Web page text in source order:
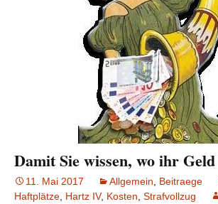
Damit Sie wissen, wo ihr
11. Mai 2017 Allgemein Beitraege
Haftplätze Hartz IV, Kosten Strafvollzug